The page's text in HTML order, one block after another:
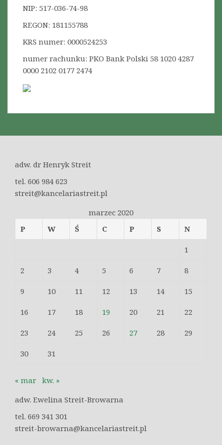
NIP: 517-036-74-98
REGON: 181155788
KRS numer: 0000524253
numer rachunku: PKO Bank Polski 58 1020 4287
0000 2102 0177 2474
adw. dr Henryk Streit
tel. 606 984 623
streit@kancelariastreit.pl
marzec 2020
P
W Ś C P S N
1
2 3 4 5 6 7 8
9 10 11 12 13 14 15
16 17 18 19 20 21 22
23 24 25 26 27 28 29
30 31
« mar kw. »
adw. Ewelina Streit-Browarna
tel. 669 341 301
streit-browarna@kancelariastreit.pl